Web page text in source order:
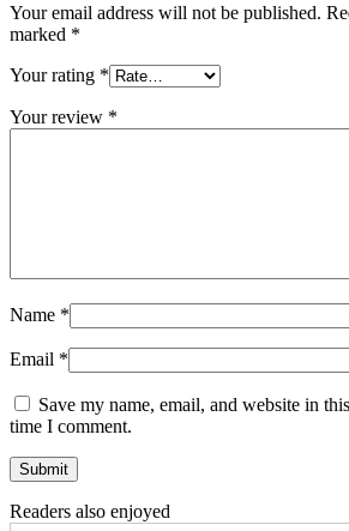
Your email address will not be published.
marked *
Your rating *
Your review *
Name *
Email *
Save my name, email, and website in
time I comment.
Readers also enjoyed